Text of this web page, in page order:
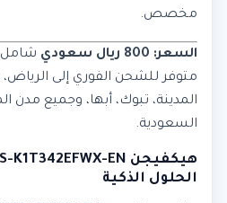
مخصص.
السعر: 800 ريال سعودي
شامل
متوفر للشحن الفوري إلى الرياض،
المدينة، تبوك، أبها، وجميع مدن
السعودية.
الحلول الذكية